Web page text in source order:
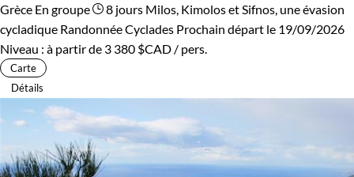
Grèce En groupe 8 jours Milos, Kimolos et Sifnos, une évasion
cycladique Randonnée Cyclades Prochain départ le 19/09/2026
Niveau : à partir de 3 380 $CAD / pers.
Carte
Détails